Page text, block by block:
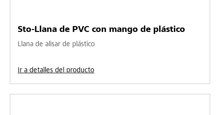
Sto-Llana de PVC con mango de plástico
Llana de alisar de plástico
Ir a detalles del producto